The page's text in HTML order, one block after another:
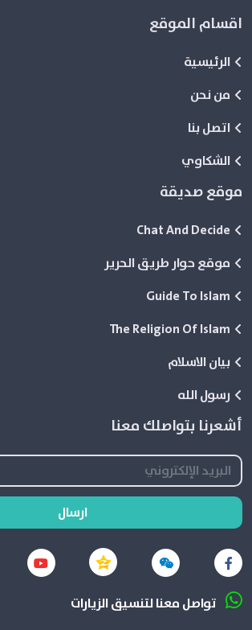
اقسام الموقع
الرئيسية
من نحن
اتصل بنا
الشكاوي
موقع صديقة
Chat And Decide
موقع حوار طريق الحرير
Guide To Islam
The Religion Of Islam
بيان الاسلام
رسول الله
أشعرنا بتواصلك معنا
ارسال
تواصل معنا لتنسيق الزيارات